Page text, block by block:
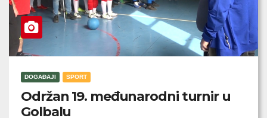
DOGAĐAJI SPORT
Održan 19. međunarodni turnir u
Golbalu